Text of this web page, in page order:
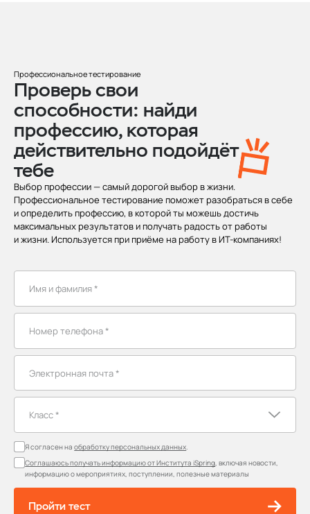
Профессиональное тестирование
Проверь свои
способности: найди
профессию, которая
действительно подойдёт
тебе
Выбор профессии — самый дорогой выбор в жизни.
Профессиональное тестирование поможет разобраться в себе
и определить профессию, в которой ты можешь достичь
максимальных результатов и получать радость от работы
и жизни. Используется при приёме на работу в ИТ-компаниях!
Я согласен наобработку персональных данных.
Соглашаюсь получать информацию от Института iSpring, включая новости,
информацию о мероприятиях, поступлении, полезные материалы
Пройти тест